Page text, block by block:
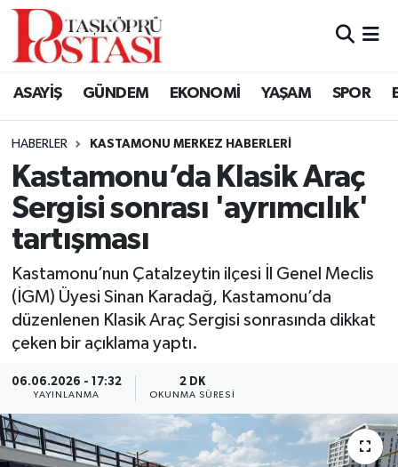
ASAYİŞ GÜNDEM EKONOMİ YAŞAM SPOR
HABERLER KASTAMONU MERKEZ HABERLERI
Kastamonu’da Klasik Araç
Sergisi sonrası 'ayrımcılık'
tartışması
Kastamonu’nun Çatalzeytin ilçesi İl Genel Meclis
(İGM) Üyesi Sinan Karadağ, Kastamonu’da
düzenlenen Klasik Araç Sergisi sonrasında dikkat
çeken bir açıklama yaptı.
06.06.2026 - 17:32
YAYINLANMA
2 DK
OKUNMA SÜRESI
Kastamonu Vefat Edenler
Araç Haberleri
Azdavay Haberleri
Bozkurt Haberleri
Çatalzeytin Haberleri
Cide Haberleri
Daday Haberleri